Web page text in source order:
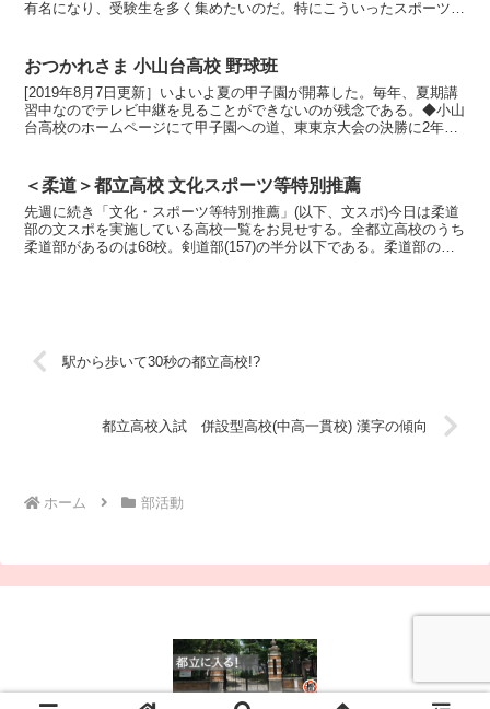
有名になり、受験生を多く集めたいのだ。特にこういったスポーツは
おつかれさま 小山台高校 野球班
[2019年8月7日更新］いよいよ夏の甲子園が開幕した。毎年、夏期講
習中なのでテレビ中継を見ることができないのが残念である。◆小山
台高校のホームページにて甲子園への道、東東京大会の決勝に2年連
＜柔道＞都立高校 文化スポーツ等特別推薦
先週に続き「文化・スポーツ等特別推薦」(以下、文スポ)今日は柔道
部の文スポを実施している高校一覧をお見せする。全都立高校のうち
柔道部があるのは68校。剣道部(157)の半分以下である。柔道部の文
駅から歩いて30秒の都立高校!?
都立高校入試 併設型高校(中高一貫校) 漢字の傾向
ホーム 部活動